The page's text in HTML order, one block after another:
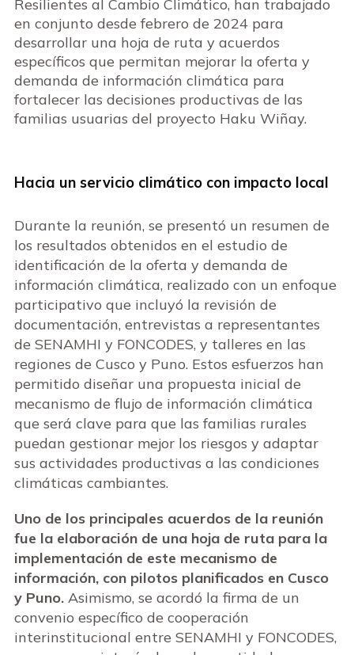
Resilientes al Cambio Climático, han trabajado
en conjunto desde febrero de 2024 para
desarrollar una hoja de ruta y acuerdos
específicos que permitan mejorar la oferta y
demanda de información climática para
fortalecer las decisiones productivas de las
familias usuarias del proyecto Haku Wiñay.
Hacia un servicio climático con impacto local
Durante la reunión, se presentó un resumen de
los resultados obtenidos en el estudio de
identificación de la oferta y demanda de
información climática, realizado con un enfoque
participativo que incluyó la revisión de
documentación, entrevistas a representantes
de SENAMHI y FONCODES, y talleres en las
regiones de Cusco y Puno. Estos esfuerzos han
permitido diseñar una propuesta inicial de
mecanismo de flujo de información climática
que será clave para que las familias rurales
puedan gestionar mejor los riesgos y adaptar
sus actividades productivas a las condiciones
climáticas cambiantes.
Uno de los principales acuerdos de la reunión
fue la elaboración de una hoja de ruta para la
implementación de este mecanismo de
información, con pilotos planificados en Cusco
y Puno. Asimismo, se acordó la firma de un
convenio específico de cooperación
interinstitucional entre SENAMHI y FONCODES,